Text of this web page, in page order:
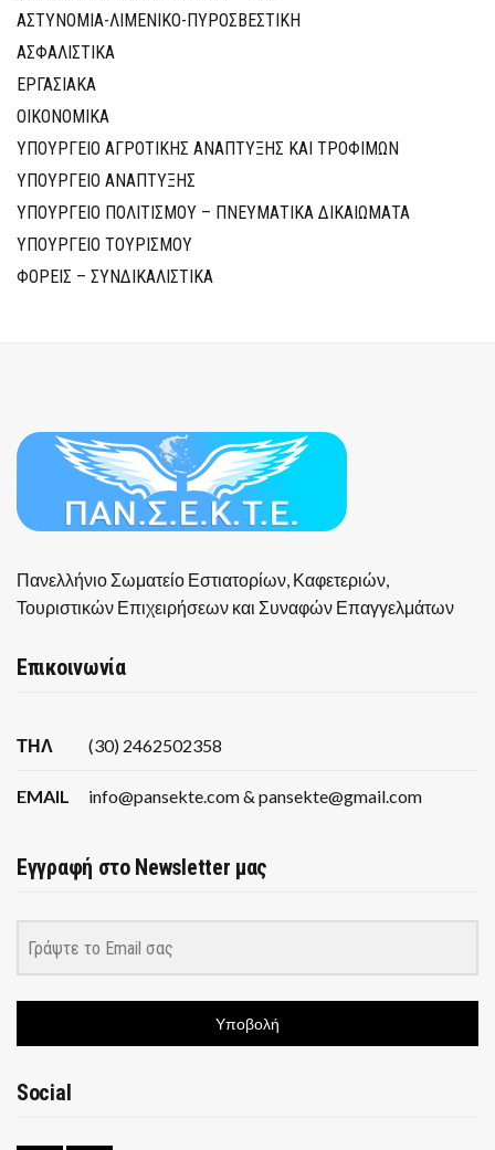
ΑΣΤΥΝΟΜΙΑ-ΛΙΜΕΝΙΚΟ-ΠΥΡΟΣΒΕΣΤΙΚΗ
ΑΣΦΑΛΙΣΤΙΚΑ
ΕΡΓΑΣΙΑΚΑ
ΟΙΚΟΝΟΜΙΚΑ
ΥΠΟΥΡΓΕΙΟ ΑΓΡΟΤΙΚΗΣ ΑΝΑΠΤΥΞΗΣ ΚΑΙ ΤΡΟΦΙΜΩΝ
ΥΠΟΥΡΓΕΙΟ ΑΝΑΠΤΥΞΗΣ
ΥΠΟΥΡΓΕΙΟ ΠΟΛΙΤΙΣΜΟΥ – ΠΝΕΥΜΑΤΙΚΑ ΔΙΚΑΙΩΜΑΤΑ
ΥΠΟΥΡΓΕΙΟ ΤΟΥΡΙΣΜΟΥ
ΦΟΡΕΙΣ – ΣΥΝΔΙΚΑΛΙΣΤΙΚΑ
Πανελλήνιο Σωματείο Εστιατορίων, Καφετεριών,
Τουριστικών Επιχειρήσεων και Συναφών Επαγγελμάτων
Επικοινωνία
ΤΗΛ (30) 2462502358
EMAIL info@pansekte.com & pansekte@gmail.com
Εγγραφή στο Newsletter μας
Υποβολή
Social